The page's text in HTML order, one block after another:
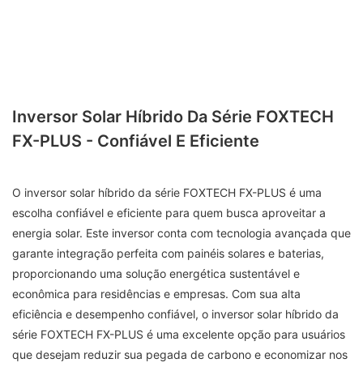
Inversor Solar Híbrido Da Série FOXTECH
FX-PLUS - Confiável E Eficiente
O inversor solar híbrido da série FOXTECH FX-PLUS é uma
escolha confiável e eficiente para quem busca aproveitar a
energia solar. Este inversor conta com tecnologia avançada que
garante integração perfeita com painéis solares e baterias,
proporcionando uma solução energética sustentável e
econômica para residências e empresas. Com sua alta
eficiência e desempenho confiável, o inversor solar híbrido da
série FOXTECH FX-PLUS é uma excelente opção para usuários
que desejam reduzir sua pegada de carbono e economizar nos